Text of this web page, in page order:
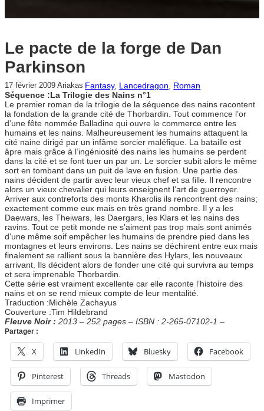
Le pacte de la forge de Dan
Parkinson
17 février 2009 Ariakas Fantasy, Lancedragon, Roman
Séquence :La Trilogie des Nains n°1
Le premier roman de la trilogie de la séquence des nains racontent
la fondation de la grande cité de Thorbardin. Tout commence l’or
d’une fête nommée Balladine qui ouvre le commerce entre les
humains et les nains. Malheureusement les humains attaquent la
cité naine dirigé par un infâme sorcier maléfique. La bataille est
âpre mais grâce à l’ingéniosité des nains les humains se perdent
dans la cité et se font tuer un par un. Le sorcier subit alors le même
sort en tombant dans un puit de lave en fusion. Une partie des
nains décident de partir avec leur vieux chef et sa fille. Il rencontre
alors un vieux chevalier qui leurs enseignent l’art de guerroyer.
Arriver aux contreforts des monts Kharolis ils rencontrent des nains;
exactement comme eux mais en très grand nombre. Il y a les
Daewars, les Theiwars, les Daergars, les Klars et les nains des
ravins. Tout ce petit monde ne s’aiment pas trop mais sont animés
d’une même soif empêcher les humains de prendre pied dans les
montagnes et leurs environs. Les nains se déchirent entre eux mais
finalement se rallient sous la bannière des Hylars, les nouveaux
arrivant. Ils décident alors de fonder une cité qui survivra au temps
et sera imprenable Thorbardin.
Cette série est vraiment excellente car elle raconte l’histoire des
nains et on se rend mieux compte de leur mentalité.
Traduction :Michèle Zachayus
Couverture :Tim Hildebrand
Fleuve Noir : 2013 – 252 pages – ISBN : 2-265-07102-1 –
Partager :
X LinkedIn Bluesky Facebook
Pinterest Threads Mastodon
Imprimer